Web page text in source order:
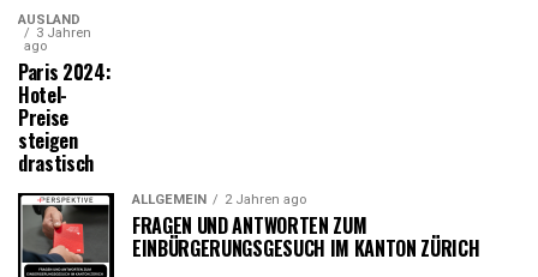
AUSLAND
3 Jahren
ago
Paris 2024:
Hotel-
Preise
steigen
drastisch
ALLGEMEIN 2 Jahren ago
FRAGEN UND ANTWORTEN ZUM
EINBÜRGERUNGSGESUCH IM KANTON ZÜRICH